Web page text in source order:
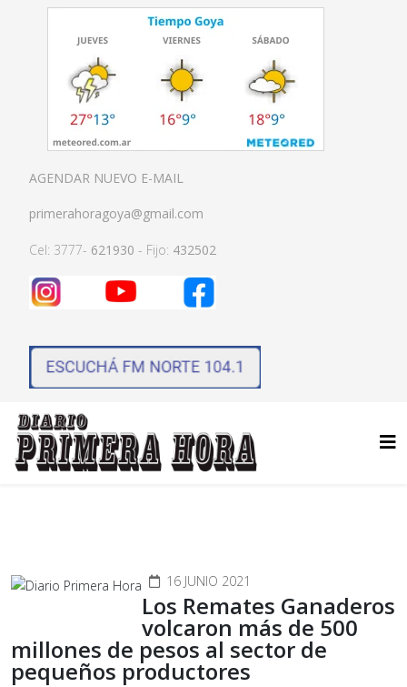
AGENDAR NUEVO E-MAIL
primerahoragoya@gmail.com
Cel: 3777- 621930 - Fijo: 432502
16 JUNIO 2021
Los Remates Ganaderos
volcaron más de 500
millones de pesos al sector de
pequeños productores